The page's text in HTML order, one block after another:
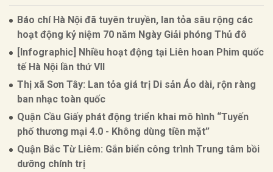
Báo chí Hà Nội đã tuyên truyền, lan tỏa sâu rộng các
hoạt động kỷ niệm 70 năm Ngày Giải phóng Thủ đô
[Infographic] Nhiều hoạt động tại Liên hoan Phim quốc
tế Hà Nội lần thứ VII
Thị xã Sơn Tây: Lan tỏa giá trị Di sản Áo dài, rộn ràng
ban nhạc toàn quốc
Quận Cầu Giấy phát động triển khai mô hình “Tuyến
phố thương mại 4.0 - Không dùng tiền mặt”
Quận Bắc Từ Liêm: Gắn biển công trình Trung tâm bồi
dưỡng chính trị